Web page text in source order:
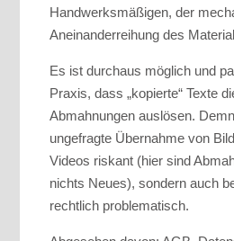
Handwerksmäßigen, der
Aneinanderreihung des
Es ist durchaus möglich und
Praxis, dass „kopierte“ Texte
Abmahnungen auslösen.
ungefragte Übernahme von
Videos riskant (hier sind
nichts Neues), sondern auch
rechtlich problematisch.